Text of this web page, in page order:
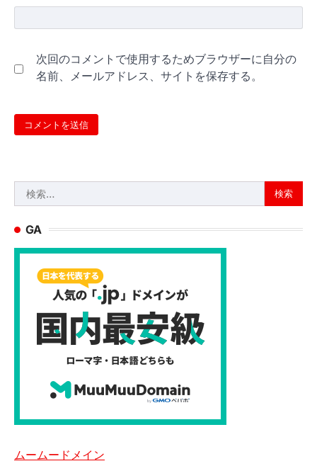
次回のコメントで使用するためブラウザーに自分の
名前、メールアドレス、サイトを保存する。
索:
GA
ムームードメイン